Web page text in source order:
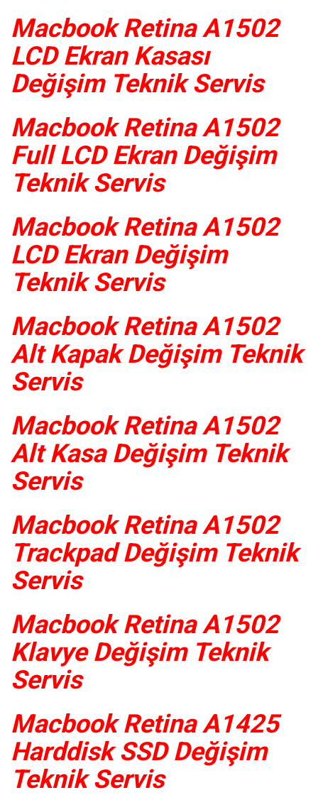
Macbook Retina A1502
LCD Ekran Kasası
Değişim Teknik Servis
Macbook Retina A1502
Full LCD Ekran Değişim
Teknik Servis
Macbook Retina A1502
LCD Ekran Değişim
Teknik Servis
Macbook Retina A1502
Alt Kapak Değişim Teknik
Servis
Macbook Retina A1502
Alt Kasa Değişim Teknik
Servis
Macbook Retina A1502
Trackpad Değişim Teknik
Servis
Macbook Retina A1502
Klavye Değişim Teknik
Servis
Macbook Retina A1425
Harddisk SSD Değişim
Teknik Servis